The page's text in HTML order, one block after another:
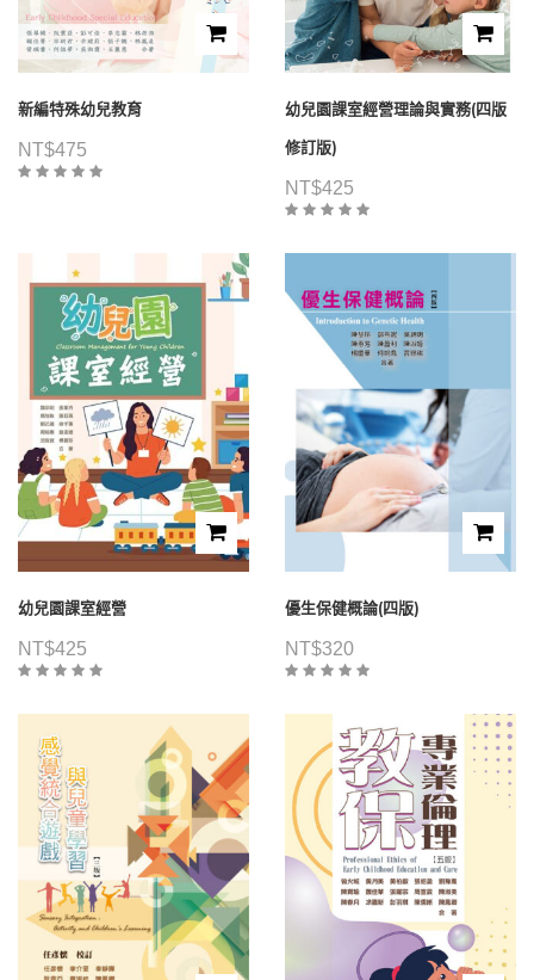
新編特殊幼兒教育
NT$475
幼兒園課室經營理論與實務(四版
修訂版)
NT$425
幼兒園課室經營
NT$425
優生保健概論(四版)
NT$320